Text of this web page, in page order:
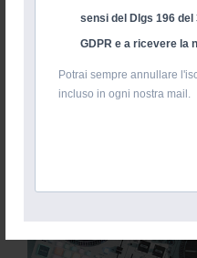
sensi del Dlgs 196 del
GDPR e a ricevere la
Potrai sempre annullare
incluso in ogni nostra mail.